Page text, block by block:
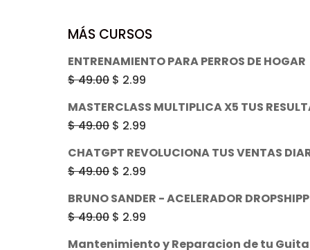
MÁS CURSOS
ENTRENAMIENTO PARA PERROS DE HOGAR
$49.00 El
original
era:
$ 49.00.
$ 2.99
$ 2.99.
MASTERCLASS MULTIPLICA X5 TUS
$49.00 El
original
era:
$ 49.00.
$ 2.99
$ 2.99.
CHATGPT REVOLUCIONA TUS VENTAS
$49.00 El
original
era:
$ 49.00.
$ 2.99
$ 2.99.
BRUNO SANDER - ACELERADOR
$49.00 El
precio
$ 2.99
Mantenimiento y Reparacion de tu